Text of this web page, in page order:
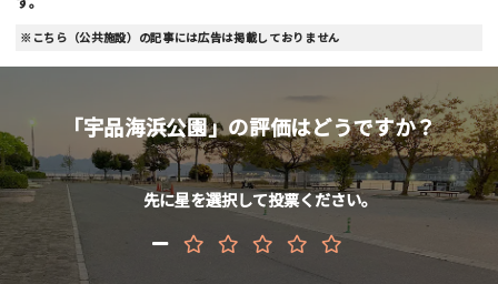
性別
男性
年齢
※こちら（公共施設）の記事には広告は掲載しておりません
「宇品海浜公園」の評価はどうですか？
先に星を選択して投票ください。